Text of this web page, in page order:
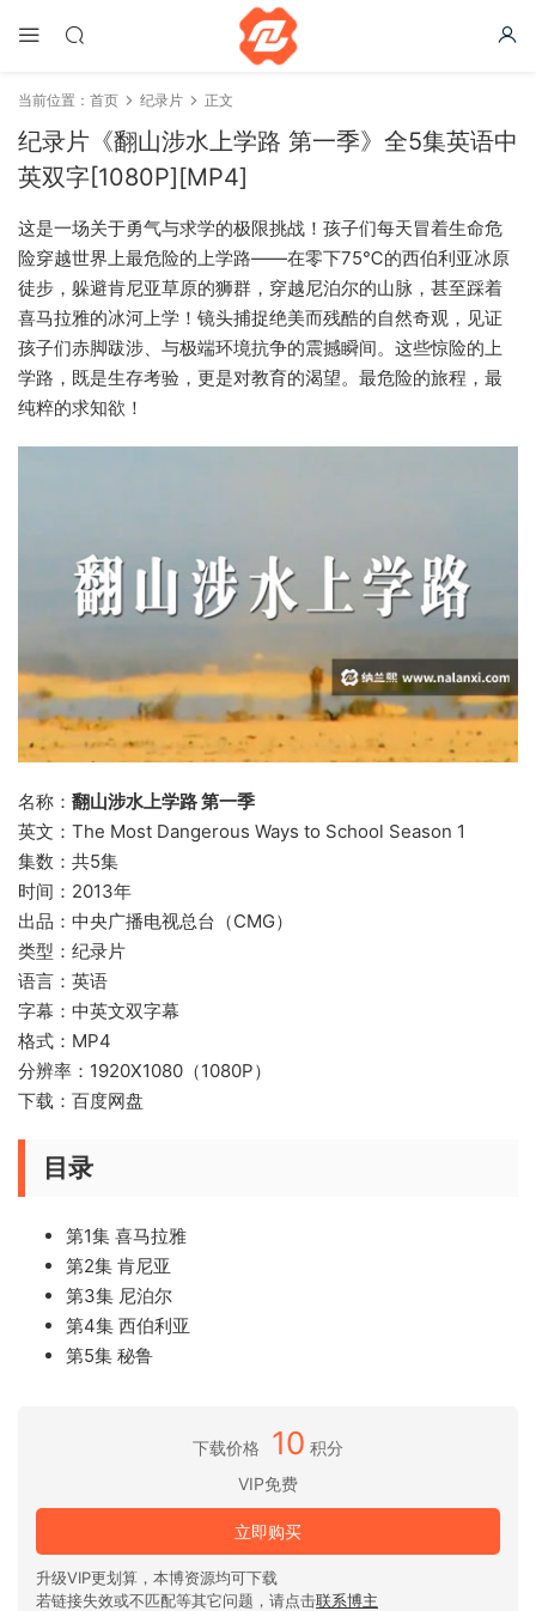
当前位置： 首页 纪录片 正文
纪录片《翻山涉水上学路 第一季》全5集英语中
英双字[1080P][MP4]
这是一场关于勇气与求学的极限挑战！孩子们每天冒着生命危
险穿越世界上最危险的上学路——在零下75℃的西伯利亚冰原
徒步，躲避肯尼亚草原的狮群，穿越尼泊尔的山脉，甚至踩着
喜马拉雅的冰河上学！镜头捕捉绝美而残酷的自然奇观，见证
孩子们赤脚跋涉、与极端环境抗争的震撼瞬间。这些惊险的上
学路，既是生存考验，更是对教育的渴望。最危险的旅程，最
纯粹的求知欲！
名称： 翻山涉水上学路 第一季
英文：The Most Dangerous Ways to School Season 1
集数：共5集
时间：2013年
出品：中央广播电视总台（CMG）
类型：纪录片
语言：英语
字幕：中英文双字幕
格式：MP4
分辨率：1920X1080（1080P）
下载：百度网盘
目录
第1集 喜马拉雅
第2集 肯尼亚
第3集 尼泊尔
第4集 西伯利亚
第5集 秘鲁
下载价格 10 积分
VIP免费
立即购买
升级VIP更划算，本博资源均可下载
若链接失效或不匹配等其它问题，请点击联系博主